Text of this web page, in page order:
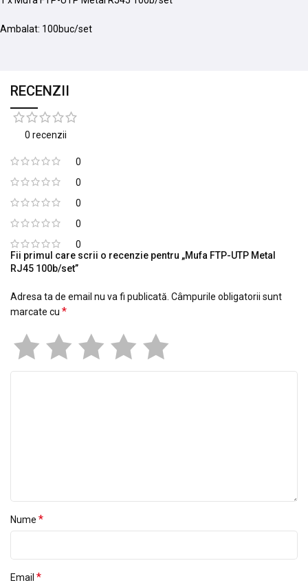
Ambalat: 100buc/set
RECENZII
0 recenzii
0
0
0
0
0
Fii primul care scrii o recenzie pentru „Mufa FTP-UTP Metal
RJ45 100b/set”
Adresa ta de email nu va fi publicată. Câmpurile obligatorii sunt
marcate cu *
Nume *
Email *